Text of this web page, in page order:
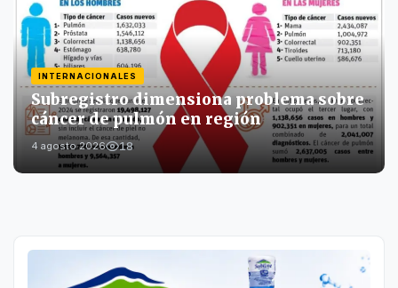
INTERNACIONALES
Subregistro dimensiona problema sobre
cáncer de pulmón en región
4 agosto 2026 18